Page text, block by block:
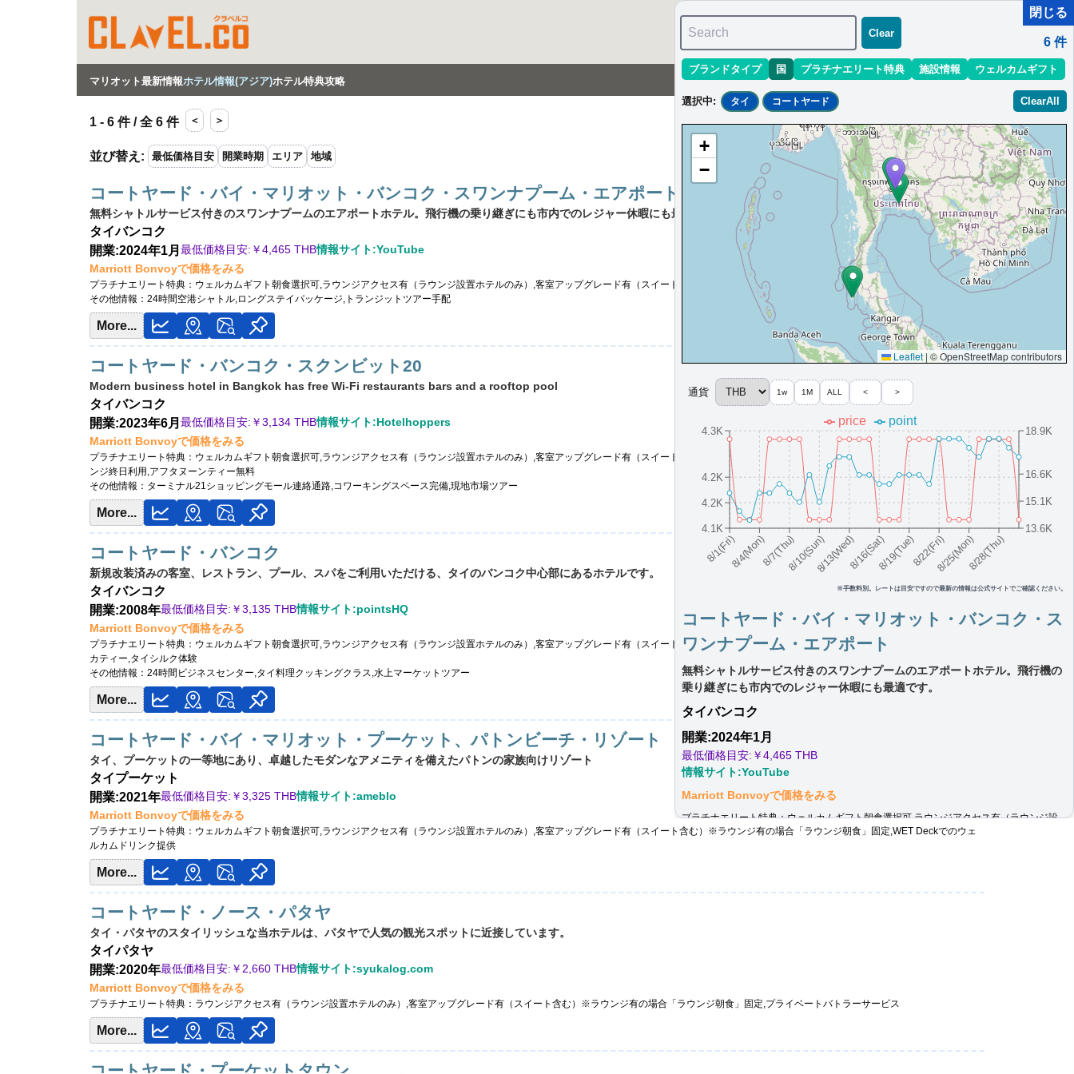
マリオット最新情報ホテル情報(アジア)ホテル特典攻略
1 - 6 件 / 全 6 件 ＜ ＞
並び替え : 最低価格目安 開業時期 エリア 地域
コートヤード・バイ・マリオット・バンコク・スワンナプーム・エアポート
無料シャトルサービス付きのスワンナプームのエアポートホテル。飛行機の乗り継ぎにも市内でのレジャー休暇にも最適です。
タイバンコク
開業:2024年1月 最低価格目安:￥4,465 THB情報サイト:YouTube
Marriott Bonvoyで価格をみる
プラチナエリート特典： ウェルカムギフト朝食選択可,ラウンジアクセス有（ラウンジ設置ホテルのみ）,客室アップグレード有（スイート含む）※ラウンジ有の場合「ラウンジ朝食」固定,DJイベント参加無料
その他情報： 24時間空港シャトル,ロングステイパッケージ,トランジットツアー手配
More...
コートヤード・バンコク・スクンビット20
Modern business hotel in Bangkok has free Wi-Fi restaurants bars and a rooftop pool
タイバンコク
開業:2023年6月 最低価格目安:￥3,134 THB情報サイト:Hotelhoppers
Marriott Bonvoyで価格をみる
プラチナエリート特典： ウェルカムギフト朝食選択可,ラウンジアクセス有（ラウンジ設置ホテルのみ）,客室アップグレード有（スイート含む）※ラウンジ有の場合「ラウンジ朝食」固定,The Speakeasyラウ
ンジ終日利用,アフタヌーンティー無料
その他情報： ターミナル21ショッピングモール連絡通路,コワーキングスペース完備,現地市場ツアー
More...
コートヤード・バンコク
新規改装済みの客室、レストラン、プール、スパをご利用いただける、タイのバンコク中心部にあるホテルです。
タイバンコク
開業:2008年最低価格目安:￥3,135 THB情報サイト:pointsHQ
Marriott Bonvoyで価格をみる
プラチナエリート特典： ウェルカムギフト朝食選択可,ラウンジアクセス有（ラウンジ設置ホテルのみ）,客室アップグレード有（スイート含む）※ラウンジ有の場合「ラウンジ朝食」固定,ウェルカムチャンパ
カティー,タイシルク体験
その他情報： 24時間ビジネスセンター,タイ料理クッキングクラス,水上マーケットツアー
More...
コートヤード・バイ・マリオット・プーケット、パトンビーチ・リゾート
タイ、プーケットの一等地にあり、卓越したモダンなアメニティを備えたパトンの家族向けリゾート
タイプーケット
開業:2021年最低価格目安:￥3,325 THB情報サイト:ameblo
Marriott Bonvoyで価格をみる
プラチナエリート特典： ウェルカムギフト朝食選択可,ラウンジアクセス有（ラウンジ設置ホテルのみ）,客室アップグレード有（スイート含む）※ラウンジ有の場合「ラウンジ朝食」固定,WET Deckでのウェ
ルカムドリンク提供
More...
コートヤード・ノース・パタヤ
タイ・パタヤのスタイリッシュな当ホテルは、パタヤで人気の観光スポットに近接しています。
タイパタヤ
開業:2020年最低価格目安:￥ 2,660 THB情報サイト:syukalog.com
Marriott Bonvoyで価格をみる
プラチナエリート特典： ラウンジアクセス有（ラウンジ設置ホテルのみ）,客室アップグレード有（スイート含む）※ラウンジ有の場合「ラウンジ朝食」固定,プライベートバトラーサービス
More...
閉じる
Search
Clear
6 件
ブランドタイプ 国 プラチナエリート特典 施設情報 ウェルカムギフト
選択中: タイ コートヤード ClearAll
+
−
Leaflet | © OpenStreetMap contributors
8/1(Fri)8/4(Mon)8/7(Thu)8/10(Sun)8/13(Wed)8/16(Sat)8/19(Tue)8/22(Fri)8/25(Mon)8/28(Thu)
4.1K
4.2K
4.2K
4.3K
13.6K
15.1K
16.6K
18.9K
price point
※手数料別。レートは目安ですので最新の情報は公式サイトでご確認ください。
通貨 1w 1M ALL < >
コートヤード・バイ・マリオット・バンコク・ス
ワンナプーム・エアポート
無料シャトルサービス付きのスワンナプームのエアポートホテル。飛行機の
乗り継ぎにも市内でのレジャー休暇にも最適です。
タイバンコク
開業:2024年1月
最低価格目安:￥4,465 THB
情報サイト:YouTube
Marriott Bonvoyで価格をみる
プラチナエリート特典：ウェルカムギフト朝食選択可,ラウンジアクセス有（ラウンジ設
置ホテルのみ）,客室アップグレード有（スイート含む）※ラウンジ有の場合「ラウンジ